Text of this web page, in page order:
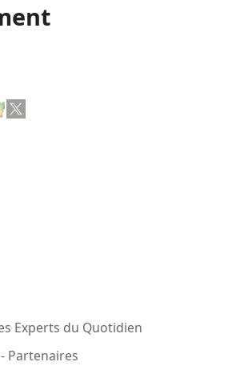
Experts du Quotidien
- Partenaires